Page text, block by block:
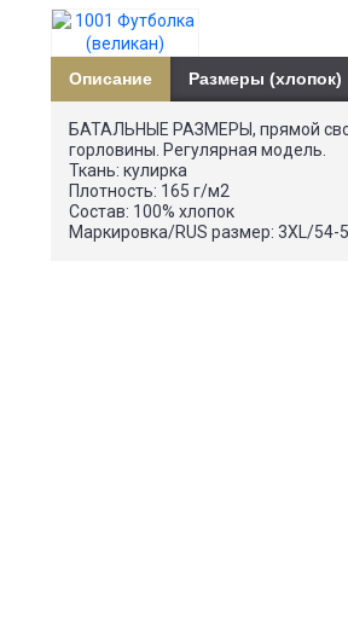
Описание Размеры (хлопок)
БАТАЛЬНЫЕ РАЗМЕРЫ, прямой
горловины. Регулярная модель.
Ткань: кулирка
Плотность: 165 г/м2
Состав: 100% хлопок
Маркировка/RUS размер: 3XL/